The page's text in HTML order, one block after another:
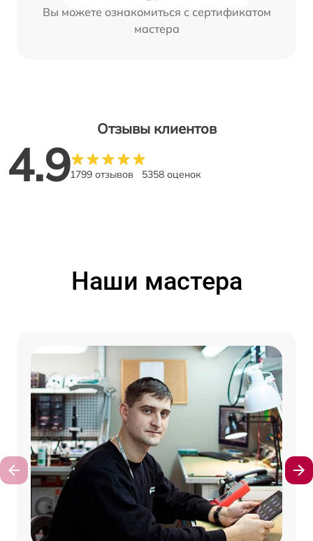
Вы можете ознакомиться с сертификатом
мастера
Отзывы клиентов
4.91799 отзывов 5358 оценок
Наши мастера